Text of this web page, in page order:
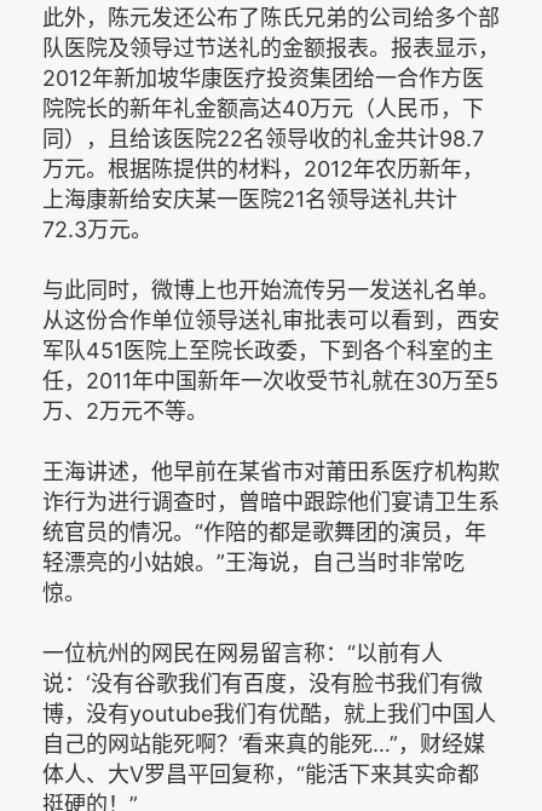
此外，陈元发还公布了陈氏兄弟的公司给多个部
队医院及领导过节送礼的金额报表。报表显示，
2012年新加坡华康医疗投资集团给一合作方医
院院长的新年礼金额高达40万元（人民币，下
同），且给该医院22名领导收的礼金共计98.7
万元。根据陈提供的材料，2012年农历新年，
上海康新给安庆某一医院21名领导送礼共计
72.3万元。
与此同时，微博上也开始流传另一发送礼名单。
从这份合作单位领导送礼审批表可以看到，西安
军队451医院上至院长政委，下到各个科室的主
任，2011年中国新年一次收受节礼就在30万至5
万、2万元不等。
王海讲述，他早前在某省市对莆田系医疗机构欺
诈行为进行调查时，曾暗中跟踪他们宴请卫生系
统官员的情况。“作陪的都是歌舞团的演员，年
轻漂亮的小姑娘。”王海说，自己当时非常吃
惊。
一位杭州的网民在网易留言称：“以前有人
说：‘没有谷歌我们有百度，没有脸书我们有微
博，没有youtube我们有优酷，就上我们中国人
自己的网站能死啊？’看来真的能死…”，财经媒
体人、大V罗昌平回复称，“能活下来其实命都
挺硬的！”